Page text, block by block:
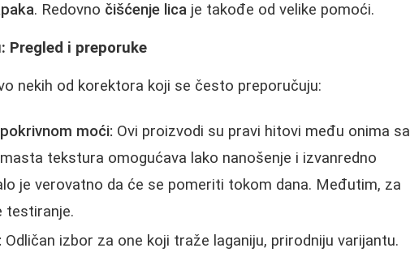
. Redovno čišćenje lica je takođe od velike pomoći.
i preporuke
nekih od korektora koji se često preporučuju:
moći: Ovi proizvodi su pravi hitovi među onima sa
tekstura omogućava lako nanošenje i izvanredno
je verovatno da će se pomeriti tokom dana. Međutim, za
testiranje.
Odličan izbor za one koji traže laganiju, prirodniju varijantu.